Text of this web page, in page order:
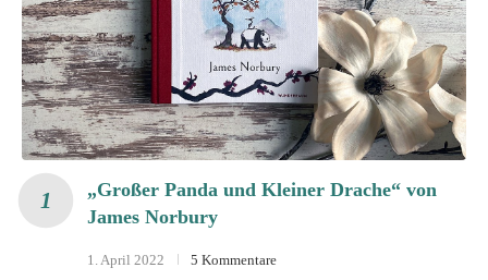
„Großer Panda und Kleiner Drache“ von
James Norbury
1. April 2022 5 Kommentare